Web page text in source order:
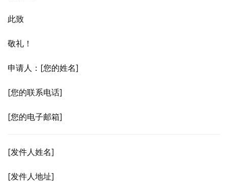
此致
敬礼！
申请人：[您的姓名]
[您的联系电话]
[您的电子邮箱]
[发件人姓名]
[发件人地址]